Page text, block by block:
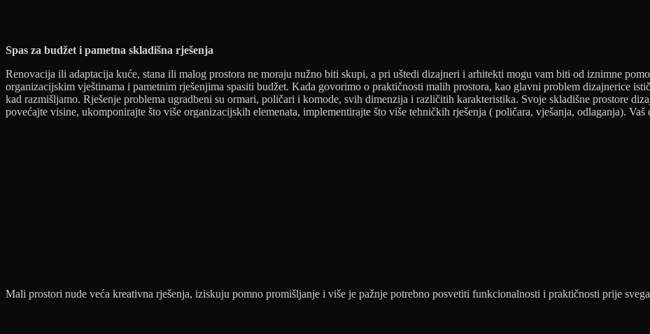
Spas za budžet i pametna skladišna rješenja
Renovacija ili adaptacija kuće, stana ili malog prostora ne moraju nužno biti skupi, a pri uštedi dizajneri i arhitekti mogu vam biti od iznimne
organizacijskim vještinama i pametnim rješenjima spasiti budžet. Kada govorimo o praktičnosti malih prostora, kao glavni problem dizajnerice
kad razmišljamo. Rješenje problema ugradbeni su ormari, poličari i komode, svih dimenzija i različitih karakteristika. Svoje skladišne prostore
povećajte visine, ukomponirajte što više organizacijskih elemenata, implementirajte što više tehničkih rješenja ( poličara, vješanja, odlaganja). Vaš
Mali prostori nude veća kreativna rješenja, iziskuju pomno promišljanje i više je pažnje potrebno posvetiti funkcionalnosti i praktičnosti prije